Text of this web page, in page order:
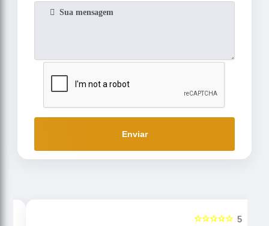
Enviar
5
☆☆☆☆☆